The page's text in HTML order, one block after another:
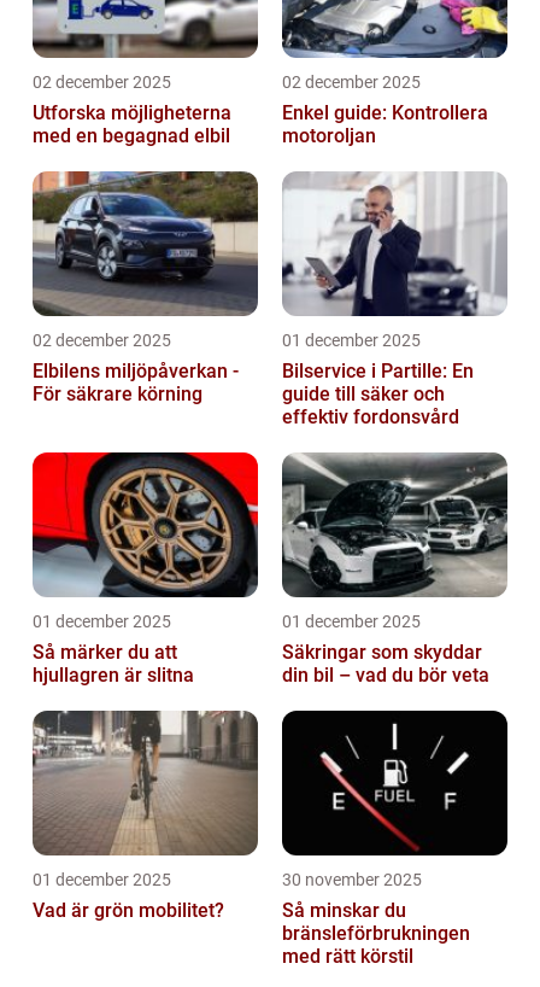
02 december 2025
Utforska möjligheterna
med en begagnad elbil
02 december 2025
Enkel guide: Kontrollera
motoroljan
02 december 2025
Elbilens miljöpåverkan -
För säkrare körning
01 december 2025
Bilservice i Partille: En
guide till säker och
effektiv fordonsvård
01 december 2025
Så märker du att
hjullagren är slitna
01 december 2025
Säkringar som skyddar
din bil – vad du bör veta
01 december 2025
Vad är grön mobilitet?
30 november 2025
Så minskar du
bränsleförbrukningen
med rätt körstil